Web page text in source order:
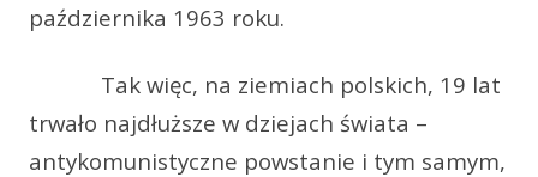
października 1963 roku.
Tak więc, na ziemiach polskich, 19 lat
trwało najdłuższe w dziejach świata –
antykomunistyczne powstanie i tym samym,